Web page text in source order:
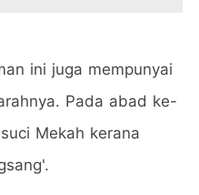
ini juga mempunyai
Pada abad ke-
Mekah kerana